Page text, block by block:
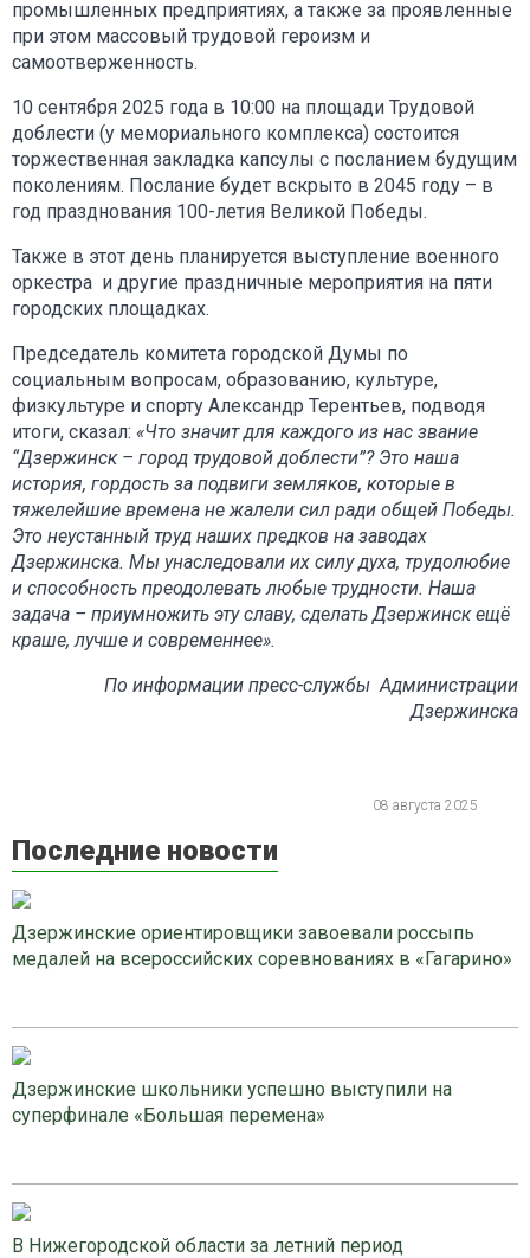
промышленных предприятиях, а также за проявленные
при этом массовый трудовой героизм и
самоотверженность.
10 сентября 2025 года в 10:00 на площади Трудовой
доблести (у мемориального комплекса) состоится
торжественная закладка капсулы с посланием будущим
поколениям. Послание будет вскрыто в 2045 году – в
год празднования 100-летия Великой Победы.
Также в этот день планируется выступление военного
оркестра и другие праздничные мероприятия на пяти
городских площадках.
Председатель комитета городской Думы по
социальным вопросам, образованию, культуре,
физкультуре и спорту Александр Терентьев, подводя
итоги, сказал: «Что значит для каждого из нас звание
“Дзержинск – город трудовой доблести”? Это наша
история, гордость за подвиги земляков, которые в
тяжелейшие времена не жалели сил ради общей Победы.
Это неустанный труд наших предков на заводах
Дзержинска. Мы унаследовали их силу духа, трудолюбие
и способность преодолевать любые трудности. Наша
задача – приумножить эту славу, сделать Дзержинск ещё
краше, лучше и современнее».
По информации пресс-службы Администрации
Дзержинска
08 августа 2025
Последние новости
Дзержинские ориентировщики завоевали россыпь
медалей на всероссийских соревнованиях в «Гагарино»
Дзержинские школьники успешно выступили на
суперфинале «Большая перемена»
В Нижегородской области за летний период